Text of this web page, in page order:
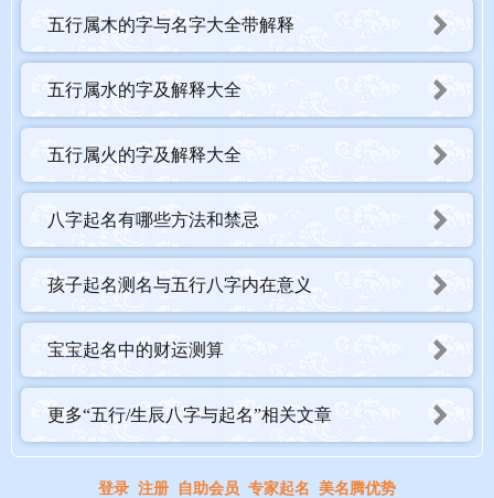
五行属木的字与名字大全带解释
五行属水的字及解释大全
五行属火的字及解释大全
八字起名有哪些方法和禁忌
孩子起名测名与五行八字内在意义
宝宝起名中的财运测算
更多“五行/生辰八字与起名”相关文章
登录 注册 自助会员 专家起名 美名腾优势